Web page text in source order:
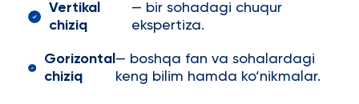
Vertikal
chiziq
— bir sohadagi chuqur
ekspertiza.
Gorizontal
chiziq
— boshqa fan va sohalardagi
keng bilim hamda ko‘nikmalar.